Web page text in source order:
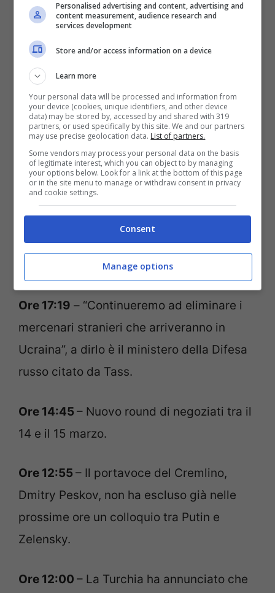
solidarietà europea in materia migratoria.
Ore 18:57– Il ministro della difesa serbo
Nabojsa Stefanovi
russe? Si tratta di una pericolosa
disinformazione messa in giro dallo stato
maggiore ucraino“, ha dettoStefanovic
rilanciare la notizia è lo stato maggiore
ucraino citato oggi dalKyiv Indpendent.
Ore 17:58
fornitura elettrica è ritornata regolare a
Ore 17:19 – “Continueremo ad eliminare i
mercenari stranieri che arriveranno in
Ucraina”, a dirlo è il ministero della Difesa
russo citato da Tass.
Ore 14:45– Nuovo round di negoziati tra il
14 e il 15 marzo.
Ore 12:55– Il portavoce del Cremlino,
Dmitry Peskov, non ha escluso già nelle
prossime ore un colloquio tra Putin e
Zelensky.
Ore 12:00 – La Turchia ha annunciato che
Personalised advertising and content, advertising and
content measurement, audience research and
services development
Store and/or access information on a device
Learn more
Your personal data will be processed and information from
your device (cookies, unique identifiers, and other device
data) may be stored by, accessed by and shared with 319
partners, or used specifically by this site. We and our partners
may use precise geolocation data. List of partners.
Some vendors may process your personal data on the basis
of legitimate interest, which you can object to by managing
your options below. Look for a link at the bottom of this page
or in the site menu to manage or withdraw consent in privacy
and cookie settings.
Consent
Manage options